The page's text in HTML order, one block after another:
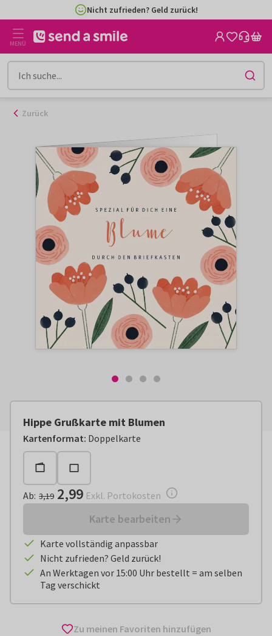
Inhalt
gehen
Nicht zufrieden? Geld zurück!
MENÜ
Zurück
Hippe Grußkarte mit Blumen
Kartenformat: Doppelkarte
Ab:€ 2,99Exkl. Portokosten
Ab: 3,19 2,99 Exkl. Portokosten
Karte bearbeiten
Karte vollständig anpassbar
Nicht zufrieden? Geld zurück!
An Werktagen vor 15:00 Uhr bestellt = am selben
Tag verschickt
Zu meinen Favoriten hinzufügen